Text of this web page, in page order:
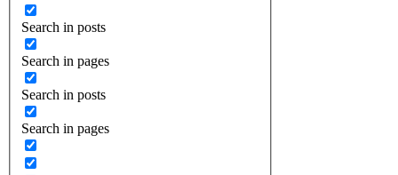
Search in posts
Search in pages
Search in posts
Search in pages